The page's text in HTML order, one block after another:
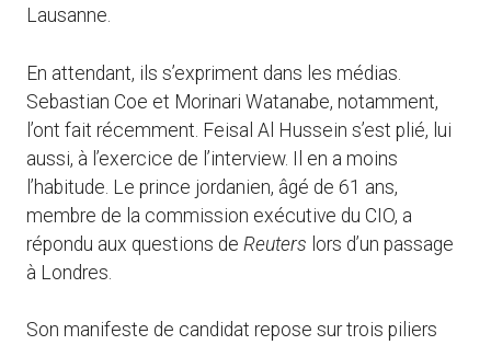
Lausanne.
En attendant, ils s’expriment dans les médias.
Sebastian Coe et Morinari Watanabe, notamment,
l’ont fait récemment. Feisal Al Hussein s’est plié, lui
aussi, à l’exercice de l’interview. Il en a moins
l’habitude. Le prince jordanien, âgé de 61 ans,
membre de la commission exécutive du CIO, a
répondu aux questions de Reuters lors d’un passage
à Londres.
Son manifeste de candidat repose sur trois piliers